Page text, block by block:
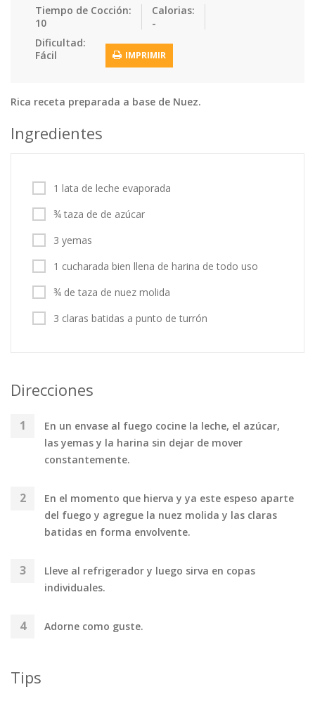
Sandwiches Snacks
Tacos
Tortas Vegetales
Vegetarian…
Recetas
Contáctanos
Entrar / Registrarse
Tiempo de Cocción:
10
Calorias:
-
Dificultad:
Fácil
IMPRIMIR
Rica receta preparada a base de Nuez.
Ingredientes
1 lata de leche evaporada
¾ taza de de azúcar
3 yemas
1 cucharada bien llena de harina de todo uso
¾ de taza de nuez molida
3 claras batidas a punto de turrón
Direcciones
En un envase al fuego cocine la leche, el azúcar,
las yemas y la harina sin dejar de mover
constantemente.
En el momento que hierva y ya este espeso aparte
del fuego y agregue la nuez molida y las claras
batidas en forma envolvente.
Lleve al refrigerador y luego sirva en copas
individuales.
Adorne como guste.
Tips